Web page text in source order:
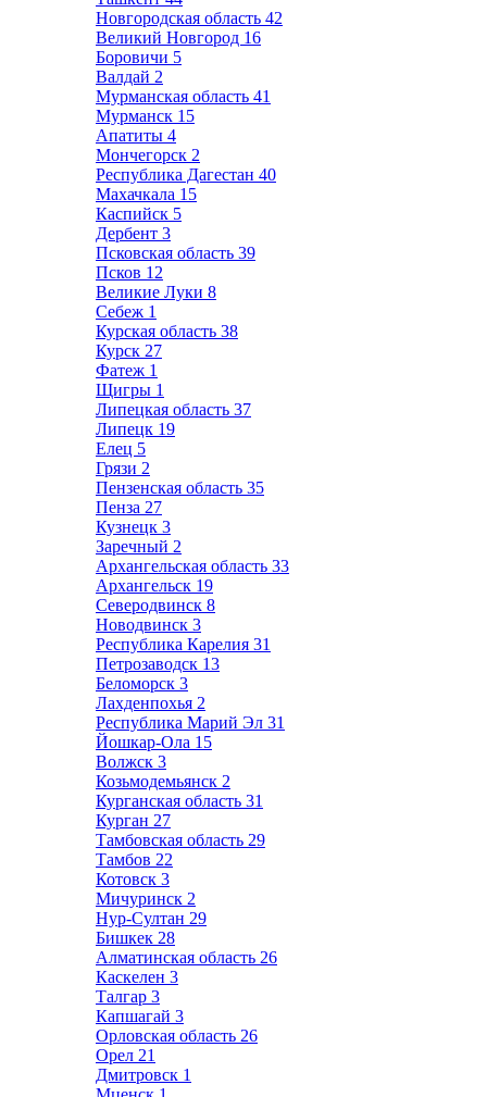
Новгородская область 42
Великий Новгород 16
Боровичи 5
Валдай 2
Мурманская область 41
Мурманск 15
Апатиты 4
Мончегорск 2
Республика Дагестан 40
Махачкала 15
Каспийск 5
Дербент 3
Псковская область 39
Псков 12
Великие Луки 8
Себеж 1
Курская область 38
Курск 27
Фатеж 1
Щигры 1
Липецкая область 37
Липецк 19
Елец 5
Грязи 2
Пензенская область 35
Пенза 27
Кузнецк 3
Заречный 2
Архангельская область 33
Архангельск 19
Северодвинск 8
Новодвинск 3
Республика Карелия 31
Петрозаводск 13
Беломорск 3
Лахденпохья 2
Республика Марий Эл 31
Йошкар-Ола 15
Волжск 3
Козьмодемьянск 2
Курганская область 31
Курган 27
Тамбовская область 29
Тамбов 22
Котовск 3
Мичуринск 2
Нур-Султан 29
Бишкек 28
Алматинская область 26
Каскелен 3
Талгар 3
Капшагай 3
Орловская область 26
Орел 21
Дмитровск 1